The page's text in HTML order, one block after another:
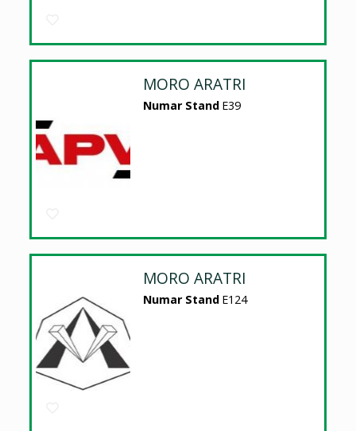
MORO ARATRI
Numar Stand E39
MORO ARATRI
Numar Stand E124